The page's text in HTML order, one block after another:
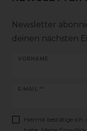
Newsletter
deinen nächsten
VORNAME
E-MAIL **
Newsletter
Hiermit bestätige ich,